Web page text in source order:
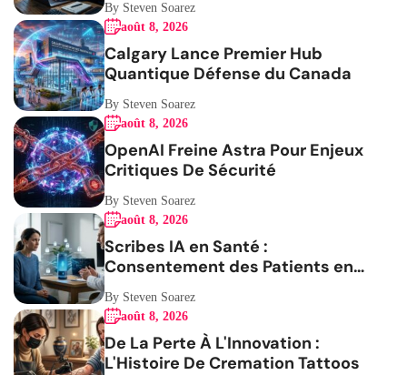
By Steven Soarez
août 8, 2026
Calgary Lance Premier Hub
Quantique Défense du Canada
By Steven Soarez
août 8, 2026
OpenAI Freine Astra Pour Enjeux
Critiques De Sécurité
By Steven Soarez
août 8, 2026
Scribes IA en Santé :
Consentement des Patients en
Question
By Steven Soarez
août 8, 2026
De La Perte À L'Innovation :
L'Histoire De Cremation Tattoos